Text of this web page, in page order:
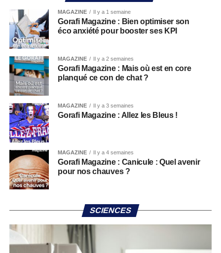
MAGAZINE Il y a 1 semaine
Gorafi Magazine : Bien optimiser son
éco anxiété pour booster ses KPI
MAGAZINE Il y a 2 semaines
Gorafi Magazine : Mais où est en core
planqué ce con de chat ?
MAGAZINE Il y a 3 semaines
Gorafi Magazine : Allez les Bleus !
MAGAZINE Il y a 4 semaines
Gorafi Magazine : Canicule : Quel avenir
pour nos chauves ?
SCIENCES